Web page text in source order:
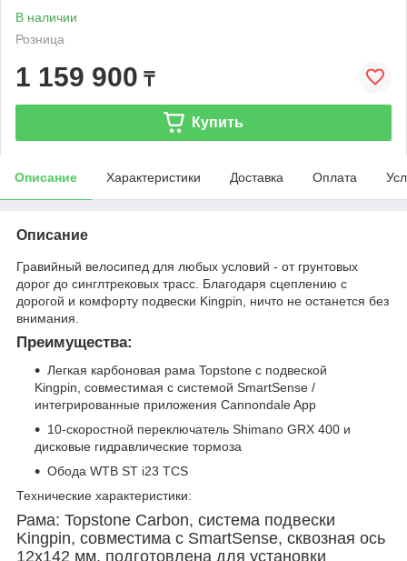
В наличии
Розница
1 159 900 ₸
Купить
Описание Характеристики Доставка Оплата
Описание
Гравийный велосипед для любых условий - от грунтовых
дорог до синглтрековых трасс. Благодаря сцеплению с
дорогой и комфорту подвески Kingpin, ничто не останется без
внимания.
Преимущества:
Легкая карбоновая рама Topstone с подвеской
Kingpin, совместимая с системой SmartSense /
интегрированные приложения Cannondale App
10-скоростной переключатель Shimano GRX 400 и
дисковые гидравлические тормоза
Обода WTB ST i23 TCS
Технические характеристики:
Рама: Topstone Carbon, система подвески
Kingpin, совместима с SmartSense, сквозная ось
12x142 мм, подготовлена для установки